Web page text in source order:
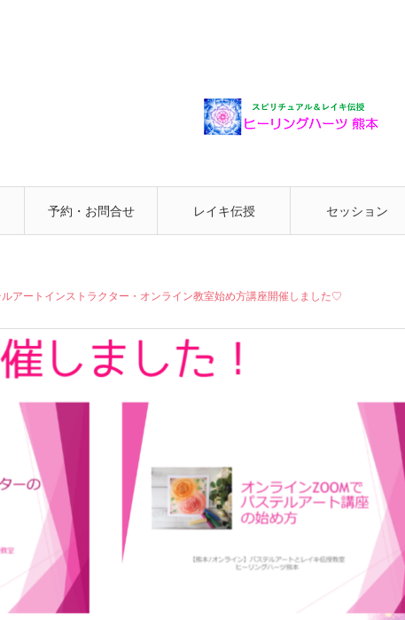
予約・お問合せ レイキ伝授 セッション
アートインストラクター・オンライン教室始め方講座開催しました♡